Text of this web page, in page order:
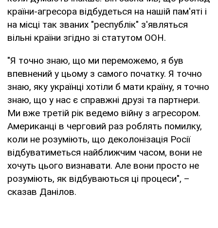
країни-агресора відбудеться на нашій пам'яті і
на місці так званих "республік" з'являться
вільні країни згідно зі статутом ООН.
"Я точно знаю, що ми переможемо, я був
впевнений у цьому з самого початку. Я точно
знаю, яку українці хотіли б мати країну, я точно
знаю, що у нас є справжні друзі та партнери.
Ми вже третій рік ведемо війну з агресором.
Американці в черговий раз роблять помилку,
коли не розуміють, що деколонізація Росії
відбуватиметься найближчим часом, вони не
хочуть цього визнавати. Але вони просто не
розуміють, як відбуваються ці процеси", –
сказав Данілов.